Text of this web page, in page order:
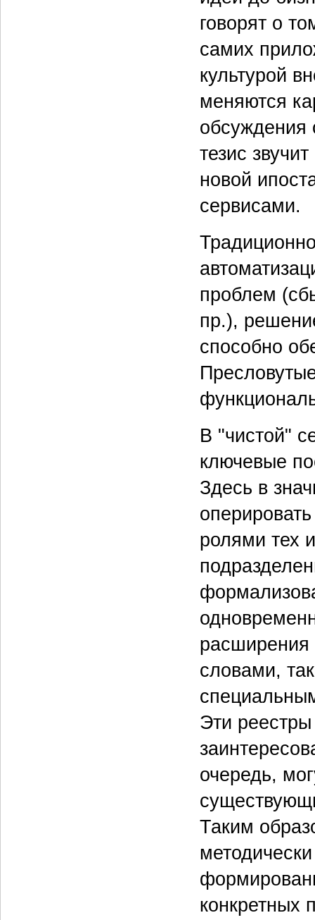
говорят о
самих
культурой
меняются
обсуждения
тезис
новой
сервисами.
проблем
пр.),
способно
В "чистой"
ключевые
Здесь в
ролями тех
словами,
Эти
очередь,
Таким
конкретных